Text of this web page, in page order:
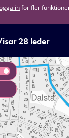
inför fler
28 leder